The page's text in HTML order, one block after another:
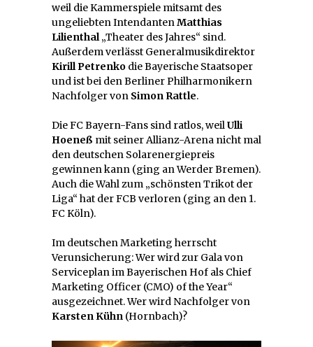
weil die Kammerspiele mitsamt des
ungeliebten IntendantenMatthias
Lilienthal„Theater des Jahres“ sind.
Außerdem verlässt Generalmusikdirektor
Kirill Petrenko die Bayerische Staatsoper
und ist bei den Berliner Philharmonikern
Nachfolger von Simon Rattle.
Die FC Bayern-Fans sind ratlos, weilUlli
Hoeneß mit seiner Allianz-Arena nicht mal
den deutschen Solarenergiepreis
gewinnen kann (ging an Werder Bremen).
Auch die Wahl zum „schönsten Trikot der
Liga“ hat der FCB verloren (ging an den 1.
FC Köln).
Im deutschen Marketing herrscht
Verunsicherung: Wer wird zur Gala von
Serviceplan im Bayerischen Hof als Chief
Marketing Officer (CMO) of the Year“
ausgezeichnet. Wer wird Nachfolger von
Karsten Kühn (Hornbach)?